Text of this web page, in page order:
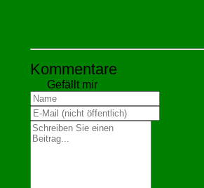
Kommentare
Gefällt mir